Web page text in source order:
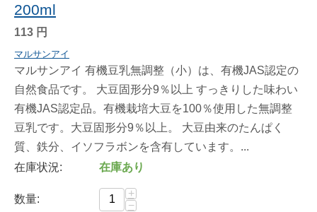
200ml
113 円
マルサンアイ
マルサンアイ 有機豆乳無調整（小）は、有機JAS認定の
自然食品です。 大豆固形分9％以上 すっきりした味わい
有機JAS認定品。有機栽培大豆を100％使用した無調整
豆乳です。大豆固形分9％以上。 大豆由来のたんぱく
質、鉄分、イソフラボンを含有しています。...
在庫状況:
在庫あり
数量:
+
−